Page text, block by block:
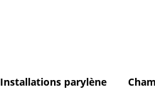
Installations parylène